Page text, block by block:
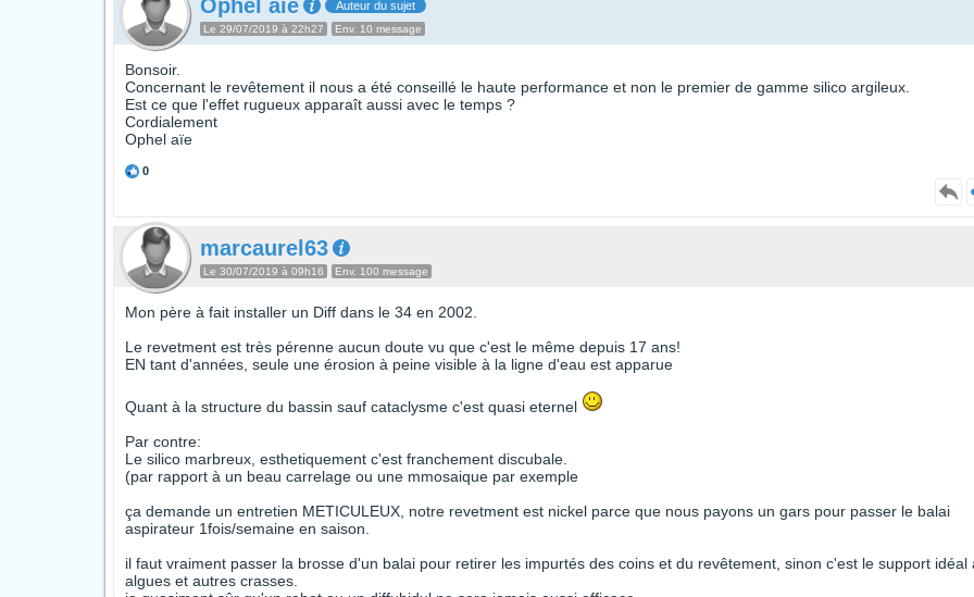
Ophel aïe Auteur du sujet
Le 29/07/2019 à 22h27 Env. 10 message
Bonsoir.
Concernant le revêtement il nous a été conseillé le haute performance et non le premier de gamme silico argileux.
Est ce que l'effet rugueux apparaît aussi avec le temps ?
Cordialement
Ophel aïe
0
marcaurel63
Le 30/07/2019 à 09h16 Env. 100 message
Mon père à fait installer un Diff dans le 34 en 2002.
Le revetment est très pérenne aucun doute vu que c'est le même depuis 17 ans!
EN tant d'années, seule une érosion à peine visible à la ligne d'eau est apparue
Quant à la structure du bassin sauf cataclysme c'est quasi eternel
Par contre:
Le silico marbreux, esthetiquement c'est franchement discubale.
(par rapport à un beau carrelage ou une mmosaique par exemple
ça demande un entretien METICULEUX, notre revetment est nickel parce que nous payons un gars pour passer le balai
aspirateur 1fois/semaine en saison.
il faut vraiment passer la brosse d'un balai pour retirer les impurtés des coins et du revêtement, sinon c'est le support idéal
algues et autres crasses.